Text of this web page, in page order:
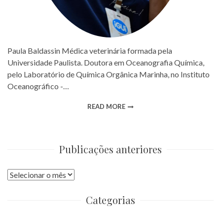
Paula Baldassin Médica veterinária formada pela
Universidade Paulista. Doutora em Oceanografia Química,
pelo Laboratório de Química Orgânica Marinha, no Instituto
Oceanográfico -…
READ MORE
Publicações anteriores
Publicações
Categorias